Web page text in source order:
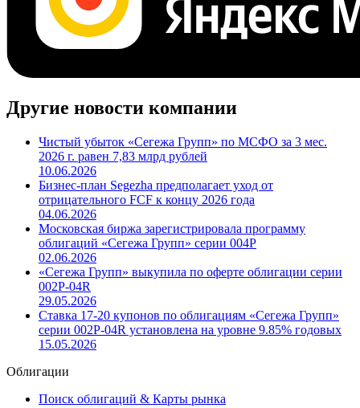
Другие новости компании
Чистый убыток «Сегежа Групп» по МСФО за 3 мес.
2026 г. равен 7,83 млрд рублей
10.06.2026
Бизнес-план Segezha предполагает уход от
отрицательного FCF к концу 2026 года
04.06.2026
Московская биржа зарегистрировала программу
облигаций «Сегежа Групп» серии 004P
02.06.2026
«Сегежа Групп» выкупила по оферте облигации серии
002P-04R
Ставка 17-20 купонов по облигациям «Сегежа Групп»
15.05.2026